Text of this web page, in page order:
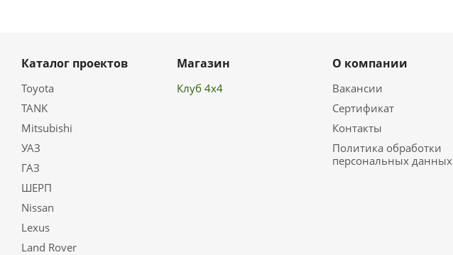
Каталог проектов
Toyota
TANK
Mitsubishi
УАЗ
ГАЗ
ШЕРП
Nissan
Lexus
Land Rover
Магазин
Клуб 4х4
О компании
Вакансии
Сертификат
Контакты
Политика обработки
персональных данных